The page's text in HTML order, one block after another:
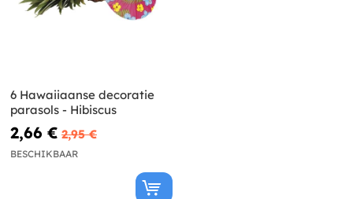
6 Hawaiiaanse decoratie
parasols - Hibiscus
2,66 € 2,95 €
BESCHIKBAAR